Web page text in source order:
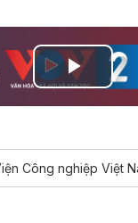
Play
Công nghiệp Việt